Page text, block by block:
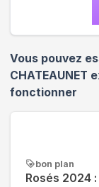
Vous pouvez
CHATEAUNET
fonctionner
bon plan
Rosés 2024